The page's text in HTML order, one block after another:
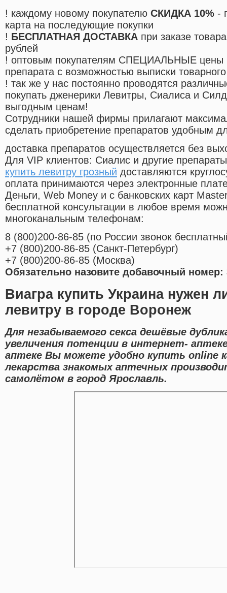
! каждому новому покупателю СКИДКА 10% -
карта на последующие покупки
! БЕСПЛАТНАЯ ДОСТАВКА при заказе
рублей
! оптовым покупателям СПЕЦИАЛЬНЫЕ цены
препарата с возможностью выписки
! так же у нас постоянно проводятся
покупать дженерики Левитры, Сиалиса и
выгодным ценам!
Cотрудники нашей фирмы прилагают
сделать приобретение препаратов удобным
доставка препаратов осуществляется без
Для VIP клиентов: Сиалис и другие
купить левитру грозный доставляются
оплата принимаются через электронные
Деньги, Web Money и с банковских карт
бесплатной консультации в любое время
многоканальным телефонам:
8 (800)200-86-85 (по России звонок
+7 (800)200-86-85 (Санкт-Петербург)
+7 (800)200-86-85 (Москва)
Обязательно назовите добавочный номер:
Виагра купить Украина нужен
левитру в городе Воронеж
Для незабываемого секса дешёвые
увеличения потенции в интернет-
аптеке Вы можете удобно купить online
лекарства знакомых аптечных
самолётом в город Ярославль.